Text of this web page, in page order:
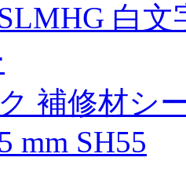
白
補修材シ
mm SH55